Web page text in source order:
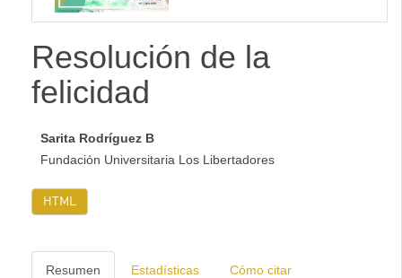
Resolución de la
felicidad
Sarita Rodríguez B
Fundación Universitaria Los Libertadores
HTML
Resumen Estadísticas Cómo citar